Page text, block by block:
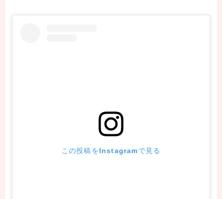
この投稿をInstagramで見る